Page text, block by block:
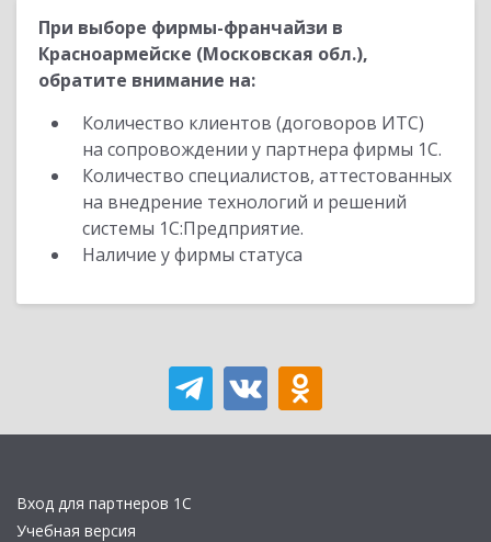
При выборе фирмы-франчайзи в
Красноармейске (Московская обл.),
обратите внимание на:
Количество клиентов (договоров ИТС)
на сопровождении у партнера фирмы 1С.
Количество специалистов, аттестованных
на внедрение технологий и решений
системы 1С:Предприятие.
Наличие у фирмы статуса
Вход для партнеров 1С
Учебная версия